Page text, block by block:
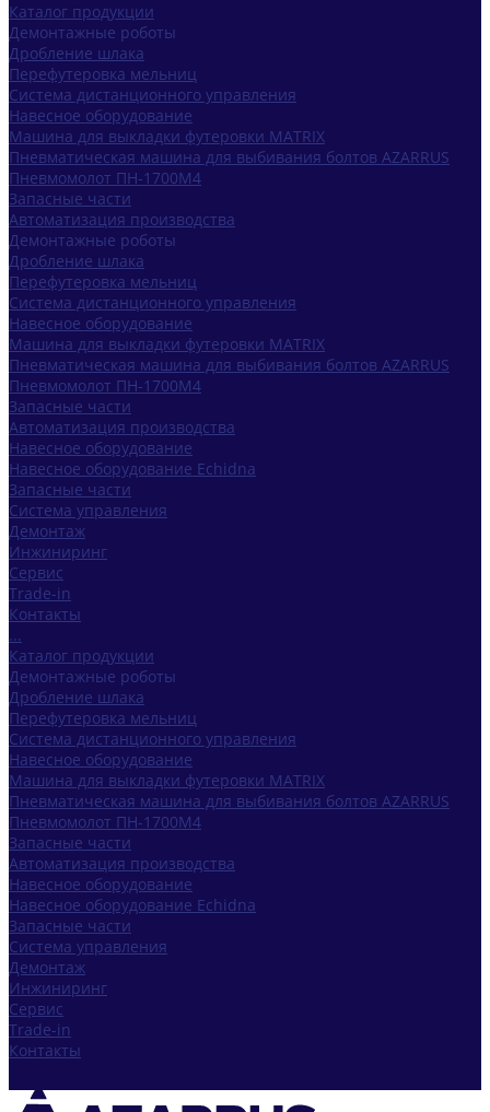
Каталог продукции
Демонтажные роботы
Дробление шлака
Перефутеровка мельниц
Система дистанционного управления
Навесное оборудование
Машина для выкладки футеровки MATRIX
Пневматическая машина для выбивания болтов AZARRUS
Пневмомолот ПН-1700М4
Запасные части
Автоматизация производства
Демонтажные роботы
Дробление шлака
Перефутеровка мельниц
Система дистанционного управления
Навесное оборудование
Машина для выкладки футеровки MATRIX
Пневматическая машина для выбивания болтов AZARRUS
Пневмомолот ПН-1700М4
Запасные части
Автоматизация производства
Навесное оборудование
Навесное оборудование Echidna
Запасные части
Система управления
Демонтаж
Инжиниринг
Сервис
Trade-in
Контакты
...
Каталог продукции
Демонтажные роботы
Дробление шлака
Перефутеровка мельниц
Система дистанционного управления
Навесное оборудование
Машина для выкладки футеровки MATRIX
Пневматическая машина для выбивания болтов AZARRUS
Пневмомолот ПН-1700М4
Запасные части
Автоматизация производства
Навесное оборудование
Навесное оборудование Echidna
Запасные части
Система управления
Демонтаж
Инжиниринг
Сервис
Trade-in
Контакты